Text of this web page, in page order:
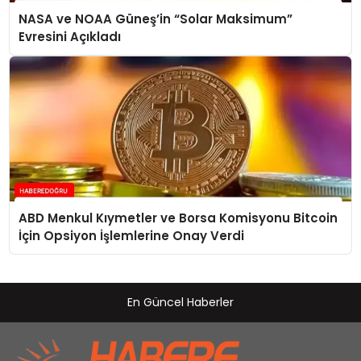
NASA ve NOAA Güneş’in “Solar Maksimum”
Evresini Açıkladı
ABD Menkul Kıymetler ve Borsa Komisyonu Bitcoin
İçin Opsiyon İşlemlerine Onay Verdi
En Güncel Haberler